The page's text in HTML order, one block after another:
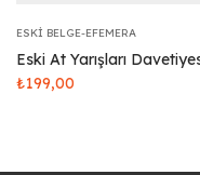
ESKI BELGE-EFEMERA
Eski At Yarışları
₺199,00